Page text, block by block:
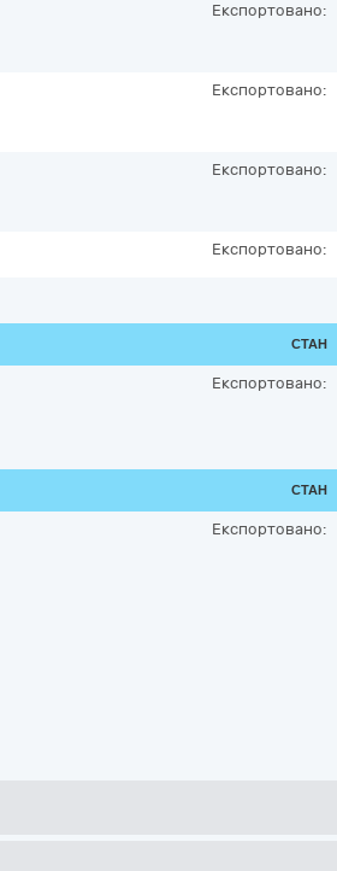
Експортовано:
Експортовано:
Експортовано:
Експортовано:
СТАН
Експортовано:
СТАН
Експортовано: